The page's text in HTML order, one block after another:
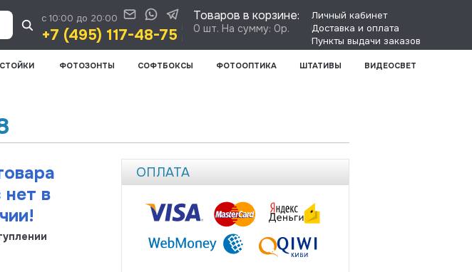
Личный кабинет
Доставка и оплата
Пункты выдачи заказов
Товаров в корзине:
0 шт. На сумму: 0р.
с 10:00 до 20:00
+7 (495) 117-48-75
СТОЙКИ ФОТОЗОНТЫ СОФТБОКСЫ ФОТООПТИКА ШТАТИВЫ ВИДЕОСВЕТ
ОПЛАТА
нет в